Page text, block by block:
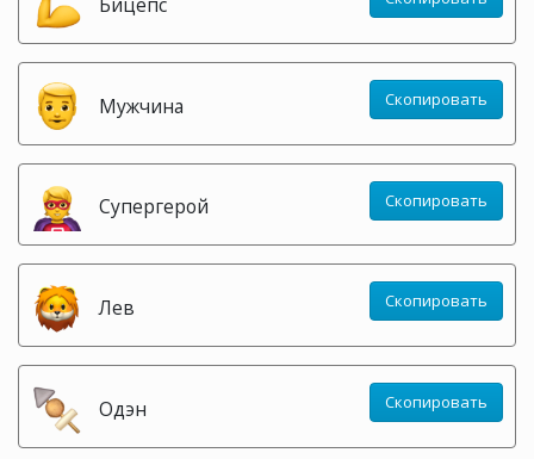
Мужчина Скопировать
Супергерой Скопировать
Лев Скопировать
Одэн Скопировать